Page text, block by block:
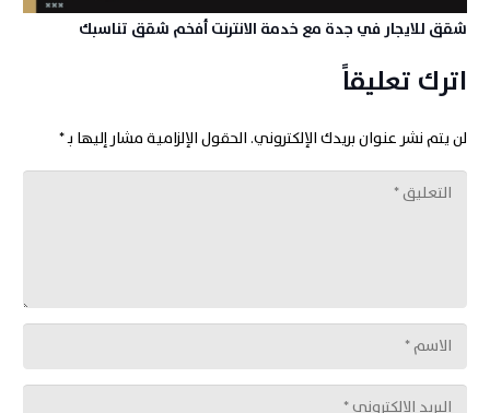
شقق للايجار في جدة مع خدمة الانترنت أفخم شقق تناسبك
اترك تعليقاً
لن يتم نشر عنوان بريدك الإلكتروني.الحقول الإلزامية مشار إليها بـ*